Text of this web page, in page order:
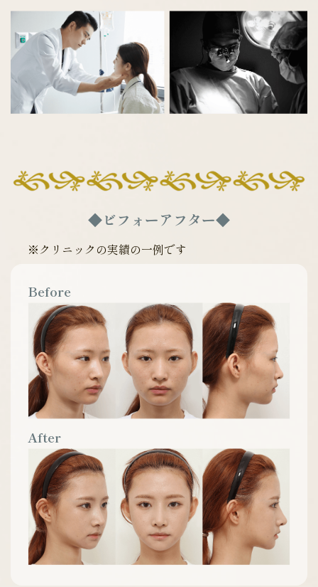
◆ビフォーアフター◆
※クリニックの実績の一例です
Before
After